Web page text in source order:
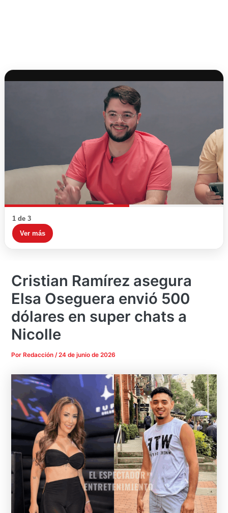
1 de 3
Ver más
Cristian Ramírez asegura
Elsa Oseguera envió 500
dólares en super chats a
Nicolle
Por Redacción/24 de junio de 2026